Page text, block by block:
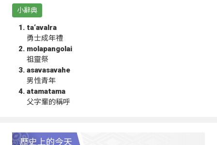
小辭典
ta‘avalra
勇士成年禮
molapangolai
祖靈祭
asavasavahe
男性青年
atamatama
父字輩的稱呼
歷史上的今天